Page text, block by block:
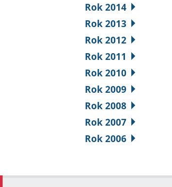
Rok 2014
Rok 2013
Rok 2012
Rok 2011
Rok 2010
Rok 2009
Rok 2008
Rok 2007
Rok 2006